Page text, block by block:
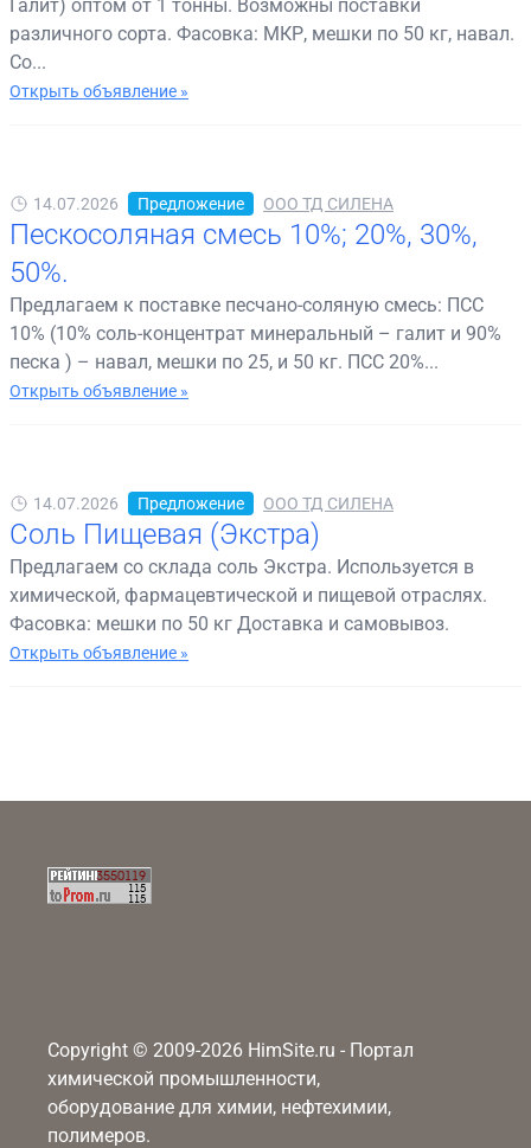
Галит) оптом от 1 тонны. Возможны поставки
различного сорта. Фасовка: МКР, мешки по 50 кг, навал.
Со...
Открыть объявление »
14.07.2026 Предложение ООО ТД СИЛЕНА
Пескосоляная смесь 10%; 20%, 30%,
50%.
Предлагаем к поставке песчано-соляную смесь: ПСС
10% (10% соль-концентрат минеральный – галит и 90%
песка ) – навал, мешки по 25, и 50 кг. ПСС 20%...
Открыть объявление »
14.07.2026 Предложение ООО ТД СИЛЕНА
Соль Пищевая (Экстра)
Предлагаем со склада соль Экстра. Используется в
химической, фармацевтической и пищевой отраслях.
Фасовка: мешки по 50 кг Доставка и самовывоз.
Открыть объявление »
Copyright © 2009-2026 HimSite.ru - Портал
химической промышленности,
оборудование для химии, нефтехимии,
полимеров.